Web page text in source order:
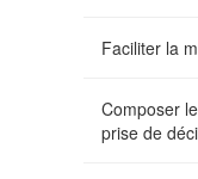
Faciliter la
Composer
prise de